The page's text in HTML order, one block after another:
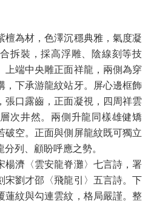
檀為材，色澤沉穩典雅，氣度凝
拆裝，採高浮雕、陰線刻等技
上端中央雕正面祥龍，兩側為穿
，下承游龍紋站牙。屏心邊框飾
張口露齒，正面凝視，四周祥雲
次井然。兩側升龍同樣雄健矯
破空。正面與側屏龍紋既可獨立
列、顧盼呼應之勢。
楊濟〈雲安龍脊灘〉七言詩，署
宋劉才邵〈飛龍引〉五言詩。下
蓮紋與勾連雲紋，格局嚴謹。整